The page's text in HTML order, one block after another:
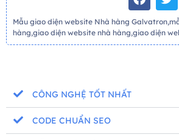
Mẫu giao diện website Nhà hàng
hàng,giao diện website nhà hàng,giao diện
CÔNG NGHỆ TỐT NHẤT
CODE CHUẨN SEO